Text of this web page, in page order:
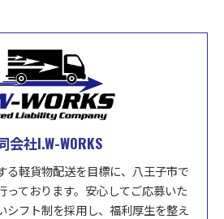
会社I.W-WORKS
る軽貨物配送を目標に、八王子市で
っております。安心してご応募いた
シフト制を採用し、福利厚生を整え